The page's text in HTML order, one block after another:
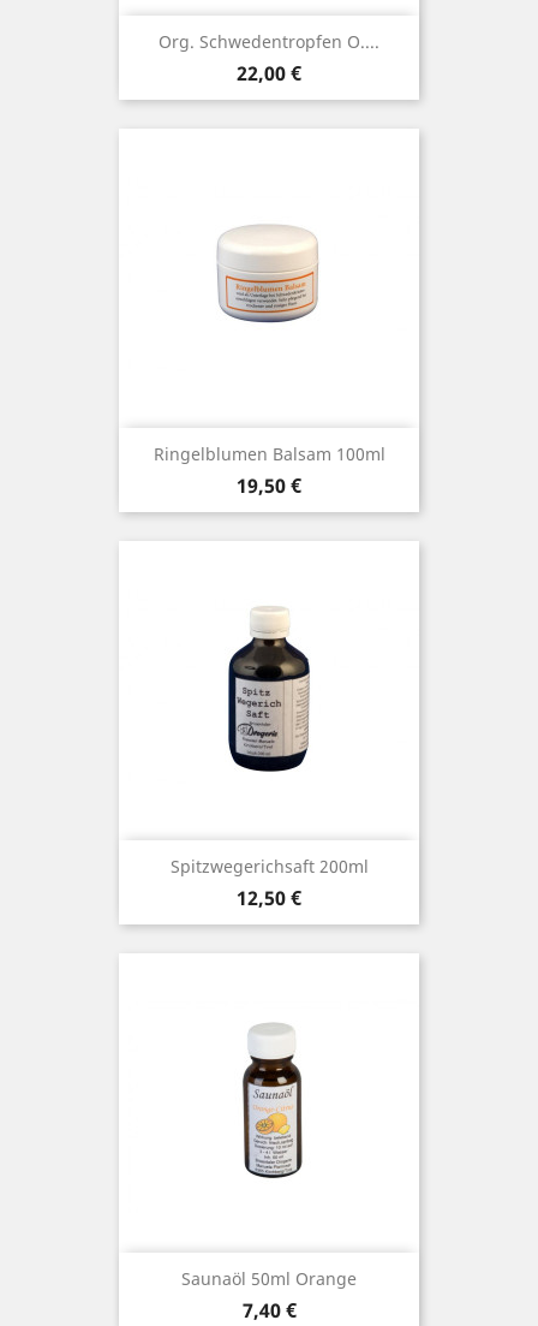
Org. Schwedentropfen O....
Preis
22,00 €
Ringelblumen Balsam 100ml
Preis
19,50 €
Spitzwegerichsaft 200ml
Preis
12,50 €
Saunaöl 50ml Orange
Preis
7,40 €